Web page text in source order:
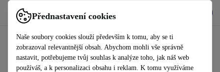
Přednastavení cookies
Naše soubory cookies slouží především k tomu, aby se ti
zobrazoval relevantnější obsah. Abychom mohli vše správně
nastavit, potřebujeme tvůj souhlas k analýze toho, jak náš web
používáš, a k personalizaci obsahu i reklam. K tomu využíváme
Používejte refurbed rychle a snadno